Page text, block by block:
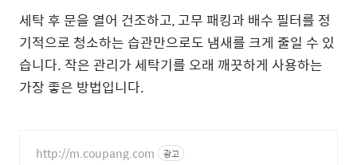
세탁 후 문을 열어 건조하고, 고무 패킹과 배수 필터를 정
기적으로 청소하는 습관만으로도 냄새를 크게 줄일 수 있
습니다. 작은 관리가 세탁기를 오래 깨끗하게 사용하는
가장 좋은 방법입니다.
http://m.coupang.com 광고